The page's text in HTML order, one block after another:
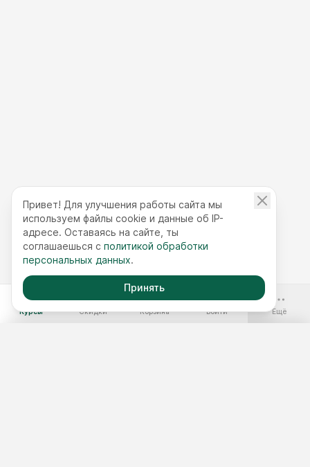
Курсы Скидки Корзина Войти Ещё
Привет! Для улучшения работы сайта мы
используем файлы cookie и данные об IP-
адресе. Оставаясь на сайте, ты
соглашаешься с политикой обработки
персональных данных.
Принять